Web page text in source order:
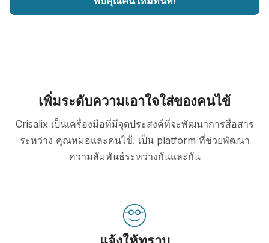
เพิ่มระดับความเอาใจใส่ของคนไข้
Crisalix เป็นเครื่องมือที่มีจุดประสงค์ที่จะพัฒนาการสื่อสาร
ระหว่าง คุณหมอและคนไข้. เป็น platform ที่ช่วยพัฒนา
ความสัมพันธ์ระหว่างกันและกัน